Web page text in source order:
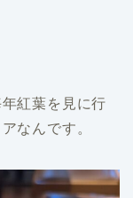
紅葉を見に行
なんです。